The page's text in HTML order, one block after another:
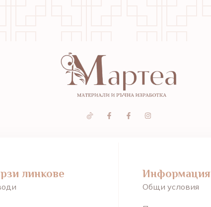
линкове Информация
Общи условия